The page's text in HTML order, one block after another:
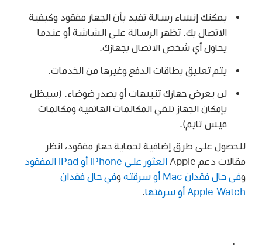
يمكنك إنشاء رسالة تفيد بأن الجهاز مفقود وكيفية
الاتصال بك. تظهر الرسالة على الشاشة أو عندما
يحاول أي شخص الاتصال بجهازك.
يتم تعليق بطاقات الدفع وغيرها من الخدمات.
لن يعرض جهازك تنبيهات أو يصدر ضوضاء. (سيظل
بإمكان الجهاز تلقي المكالمات الهاتفية ومكالمات
فيس تايم).
للحصول على طرق إضافية لحماية جهاز مفقود، انظر
مقالات دعم Apple
العثور على iPhone أو iPad المفقود
وفي حال فقدان Mac أو سرقته وفي حال فقدان
Apple Watch أو سرقتها